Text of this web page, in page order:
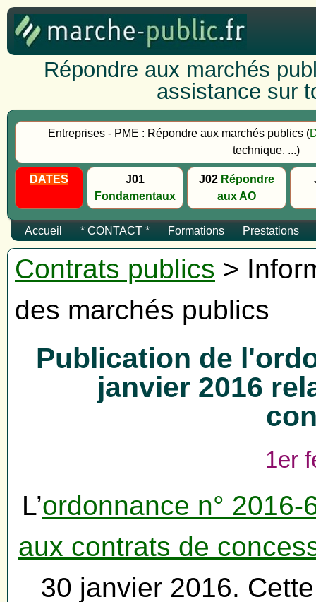
Répondre aux marchés
assistance sur
Entreprises - PME : Répondre aux marchés publics (
technique, ...)
DATES
J01
Fondamentaux
J02 Répondre
aux AO
Accueil * CONTACT * Formations Prestations
Contrats publics >
des marchés publics
Publication de
janvier 2016
1er
L’ordonnance n°
aux contrats de
30 janvier 2016.